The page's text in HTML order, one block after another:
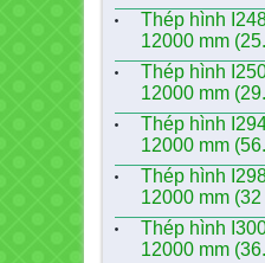
Thép hình
12000 mm
Thép hình
12000 mm
Thép hình
12000 mm
Thép hình
12000 mm (32
Thép hình
12000 mm